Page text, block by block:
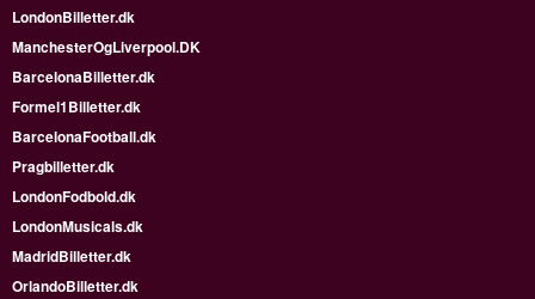
LondonBilletter.dk
ManchesterOgLiverpool.DK
BarcelonaBilletter.dk
Formel1Billetter.dk
BarcelonaFootball.dk
Pragbilletter.dk
LondonFodbold.dk
LondonMusicals.dk
MadridBilletter.dk
OrlandoBilletter.dk